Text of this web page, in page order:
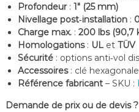
Profondeur: 1″ (25 mm)
Nivellage post‑installation:
Charge max.: 200 lbs (90,7
Homologations: ULet TÜV
Sécurité: options anti‑vol
Accessoires: clé
Référence fabricant– SKU :
Demande de prix ou de devis ?